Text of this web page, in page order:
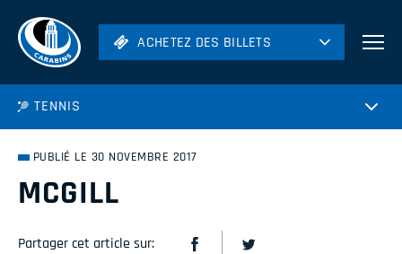
ACHETEZ DES BILLETS
ACHETEZ DES BILLETS
TENNIS
PUBLIÉ LE 30 NOVEMBRE 2017
MCGILL
Partager cet article sur: